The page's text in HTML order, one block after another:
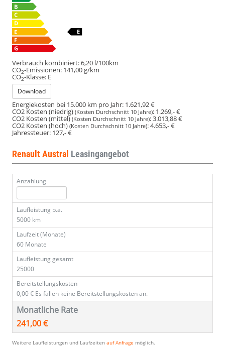
Verbrauch kombiniert:6,20 l/100km
CO2-Emissionen: 141,00 g/km
CO2-Klasse: E
Download
Energiekosten bei 15.000 km pro Jahr: 1.621,92 €
CO2 Kosten (niedrig) (Kosten Durchschnitt 10 Jahre): 1.269,- €
CO2 Kosten (mittel)(Kosten Durchschnitt 10 Jahre):3.013,88 €
CO2 Kosten (hoch) (Kosten Durchschnitt 10 Jahre):4.653,- €
Jahressteuer: 127,- €
Renault Austral Leasingangebot
Anzahlung
Laufleistung p.a.
5000 km
Laufzeit (Monate)
60 Monate
Laufleistung gesamt
25000
Bereitstellungskosten
0,00 € Es fallen keine Bereitstellungskosten an.
Monatliche Rate
241,00 €
Weitere Laufleistungen und Laufzeiten auf Anfrage möglich.